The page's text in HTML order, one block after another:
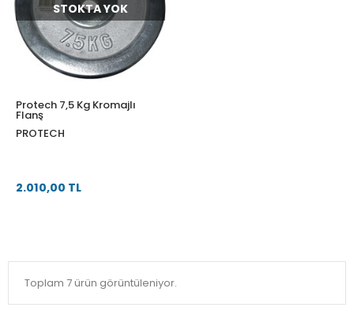
STOKTA YOK
Protech 7,5 Kg Kromajlı
Flanş
PROTECH
2.010,00 TL
Toplam 7 ürün görüntüleniyor.